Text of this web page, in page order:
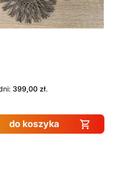
399,00 zł.
do koszyka